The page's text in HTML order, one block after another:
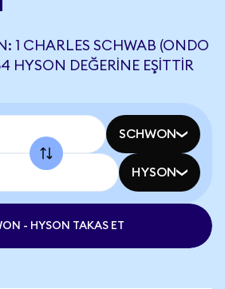
1 CHARLES SCHWAB (ONDO
HYSON DEĞERINE EŞITTIR
SCHWON
HYSON
- HYSON TAKAS ET